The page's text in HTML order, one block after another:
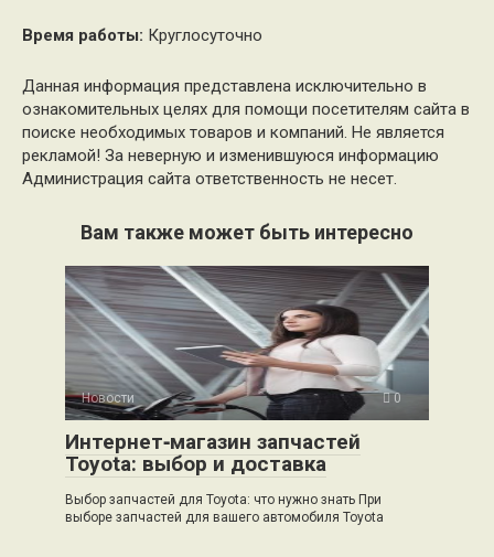
Время работы: Круглосуточно
Данная информация представлена исключительно в
ознакомительных целях для помощи посетителям сайта в
поиске необходимых товаров и компаний. Не является
рекламой! За неверную и изменившуюся информацию
Администрация сайта ответственность не несет.
Вам также может быть интересно
Новости 0
Интернет‑магазин запчастей
Toyota: выбор и доставка
Выбор запчастей для Toyota: что нужно знать При
выборе запчастей для вашего автомобиля Toyota